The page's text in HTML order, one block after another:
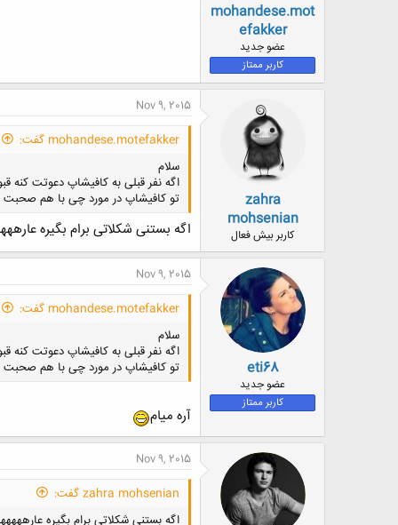
mohandese.mot
efakker
عضو جدید
کاربر ممتاز
zahra
mohsenian
کاربر بیش فعال
Nov 9, 2015
mohandese.motefakker گفت:
سلام
اگه نفر قبلی به کافیشاپ دعوتت کنه
تو کافیشاپ در مورد چی با هم صحبت
اگه بستنی شکلاتی برام بگیره
eti68
عضو جدید
کاربر ممتاز
Nov 9, 2015
mohandese.motefakker گفت:
سلام
اگه نفر قبلی به کافیشاپ دعوتت کنه
تو کافیشاپ در مورد چی با هم صحبت
آره میام
Nov 9, 2015
zahra mohsenian گفت:
اگه بستنی شکلاتی برام بگیره